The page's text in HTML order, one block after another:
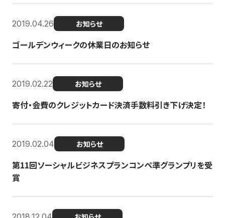
2019.04.26 お知らせ
ゴールデンウィークの休業日のお知らせ
2019.02.22 お知らせ
寄付・会費のクレジットカード決済手数料引き下げ決定！
2019.02.04 お知らせ
第11回ソーシャルビジネスプランコンペ準グランプリを受
賞